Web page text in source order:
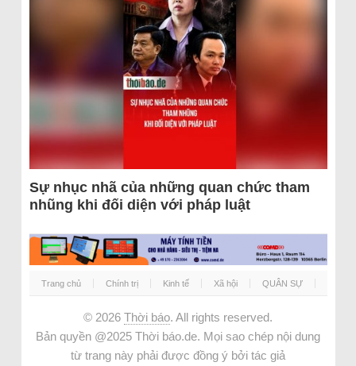
Sự nhục nhã của những quan chức tham
nhũng khi đối diện với pháp luật
Trang chủ Chính trị Kinh tế Xã hội QUÂN SỰ
© 2026 Thời báo. All rights reserved.
Bản quyền @2025 Thời báo.de. Mọi sao chép nội dung
từ trang này phải được đồng ý bởi tác giả